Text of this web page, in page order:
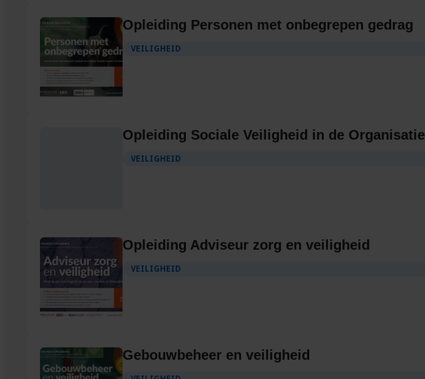
Opleiding Personen met onbegrepen gedrag
VEILIGHEID
Opleiding Sociale Veiligheid in de Organisatie
VEILIGHEID
Opleiding Adviseur zorg en veiligheid
VEILIGHEID
Gebouwbeheer en veiligheid